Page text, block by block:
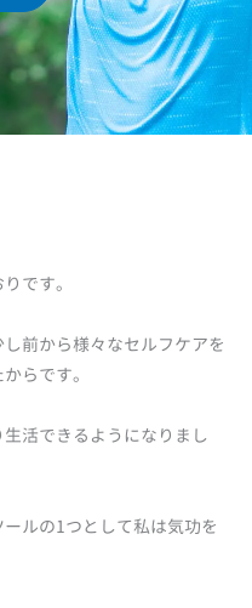
です。
前から様々なセルフケアを
らです。
活できるようになりまし
ルの1つとして私は気功を